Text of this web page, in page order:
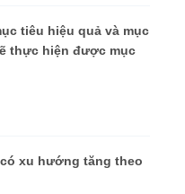
tiêu hiệu quả và mục
thực hiện được mục
xu hướng tăng theo